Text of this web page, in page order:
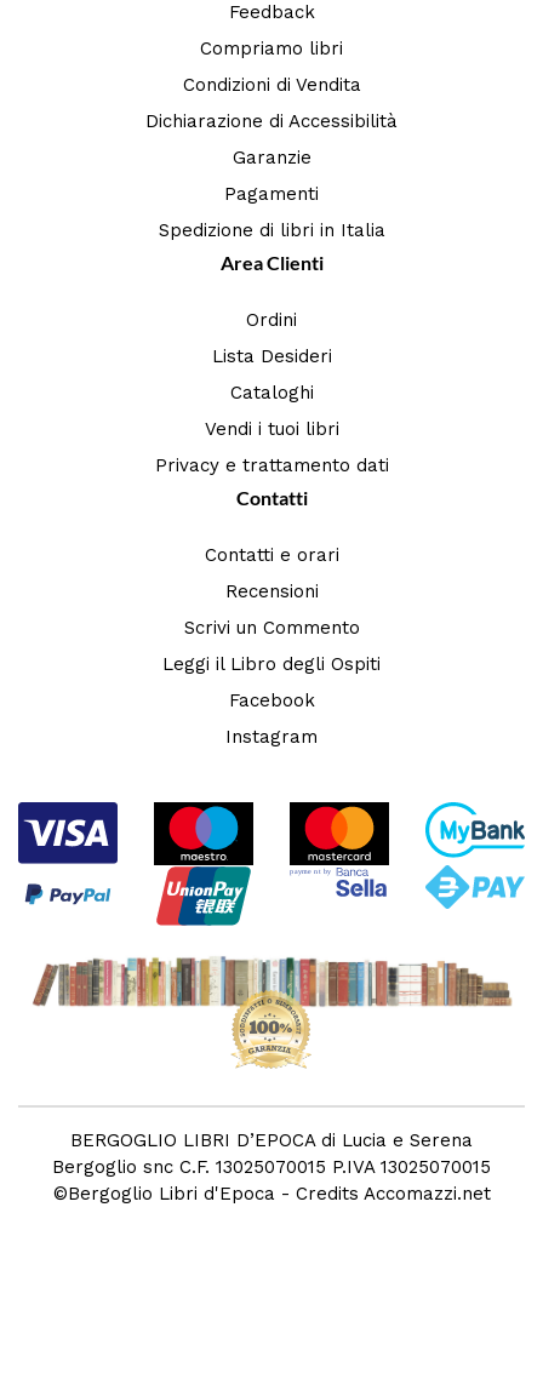
Feedback
Compriamo libri
Condizioni di Vendita
Dichiarazione di Accessibilità
Garanzie
Pagamenti
Spedizione di libri in Italia
Area Clienti
Ordini
Lista Desideri
Cataloghi
Vendi i tuoi libri
Privacy e trattamento dati
Contatti
Contatti e orari
Recensioni
Scrivi un Commento
Leggi il Libro degli Ospiti
Facebook
Instagram
BERGOGLIO LIBRI D’EPOCA di Lucia e Serena
Bergoglio snc C.F. 13025070015 P.IVA 13025070015
©Bergoglio Libri d'Epoca - Credits Accomazzi.net